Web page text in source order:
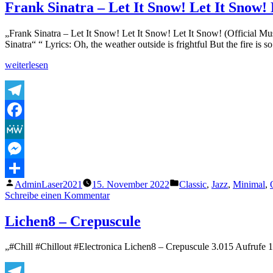
&
Shabi
Melodica
Frank Sinatra – Let It Snow! Let It
„Frank Sinatra – Let It Snow! Let It Snow! Let It Snow! (Official
Sinatra“ “ Lyrics: Oh, the weather outside is frightful But the fire is
„Frank
Let
It
Snow!
Let
It
Snow!
Let
Snow!
(Official
Video)“
weiterlesen
Telegram
Facebook
MeWe
Messenger
Teilen
Veröffentlicht
von
AdminLaser2021 15. November 2022
Veröffentlicht
Classic, Jazz, Minimal,
Schreibe einen Kommentarzu
Sinatra
–
It
Lichen8 – Crepuscule
„#Chill #Chillout #Electronica Lichen8 – Crepuscule 3.015 Aufrufe